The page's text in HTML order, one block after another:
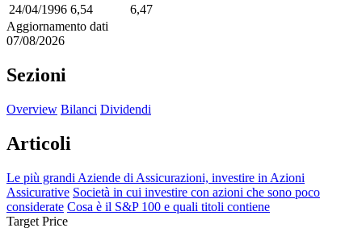
24/04/1996 6,54
6,47
Aggiornamento dati
07/08/2026
Sezioni
Overview Bilanci Dividendi
Articoli
Le più grandi Aziende di Assicurazioni, investire in Azioni
Assicurative Società in cui investire con azioni che sono poco
considerate Cosa è il S&P 100 e quali titoli contiene
Target Price